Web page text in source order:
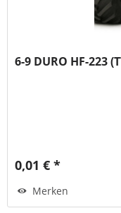
6-9 DURO HF-223
0,01 € *
Merken